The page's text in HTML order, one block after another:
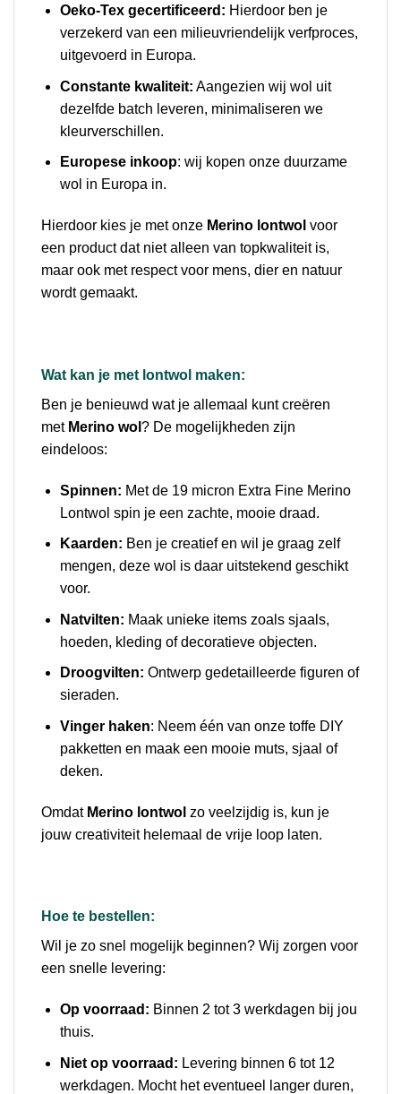
Oeko-Tex gecertificeerd: Hierdoor ben je
verzekerd van een milieuvriendelijk verfproces,
uitgevoerd in Europa.
Constante kwaliteit: Aangezien wij wol uit
dezelfde batch leveren, minimaliseren we
kleurverschillen.
Europese inkoop: wij kopen onze duurzame
wol in Europa in.
Hierdoor kies je met onze Merino lontwol voor
een product dat niet alleen van topkwaliteit is,
maar ook met respect voor mens, dier en natuur
wordt gemaakt.
Wat kan je met lontwol maken:
Ben je benieuwd wat je allemaal kunt creëren
met Merino wol ? De mogelijkheden zijn
eindeloos:
Spinnen: Met de 19 micron Extra Fine Merino
Lontwol spin je een zachte, mooie draad.
Kaarden: Ben je creatief en wil je graag zelf
mengen, deze wol is daar uitstekend geschikt
voor.
Natvilten: Maak unieke items zoals sjaals,
hoeden, kleding of decoratieve objecten.
Droogvilten: Ontwerp gedetailleerde figuren of
sieraden.
Vinger haken: Neem één van onze toffe DIY
pakketten en maak een mooie muts, sjaal of
deken.
Omdat Merino lontwol zo veelzijdig is, kun je
jouw creativiteit helemaal de vrije loop laten.
Hoe te bestellen:
Wil je zo snel mogelijk beginnen? Wij zorgen voor
een snelle levering:
Op voorraad: Binnen 2 tot 3 werkdagen bij jou
thuis.
Niet op voorraad: Levering binnen 6 tot 12
werkdagen. Mocht het eventueel langer duren,